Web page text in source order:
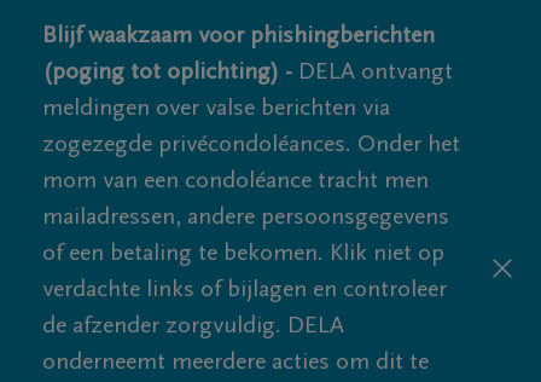
Blijf waakzaam voor phishingberichten
(poging tot oplichting) - DELA ontvangt
meldingen over valse berichten via
zogezegde privécondoléances. Onder het
mom van een condoléance tracht men
mailadressen, andere persoonsgegevens
of een betaling te bekomen. Klik niet op
verdachte links of bijlagen en controleer
de afzender zorgvuldig. DELA
onderneemt meerdere acties om dit te